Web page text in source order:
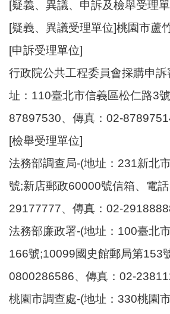
[疑義、異議、申訴及檢舉受理
[疑義、異議受理單位]桃園市蘆
[申訴受理單位]
行政院公共工程委員會採購申
址：110臺北市信義區松仁路3
87897530、傳真：02-
[檢舉受理單位]
法務部調查局-(地址：231新北
號;新店郵政60000號信箱、電
29177777、傳真：02-
法務部廉政署-(地址：100臺北
166號;10099國史館郵局第153
0800286586、傳真：02-
桃園市調查處-(地址：330桃園